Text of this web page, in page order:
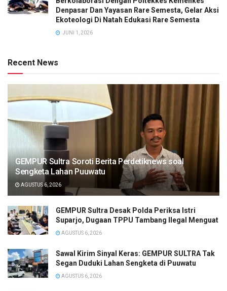
Denpasar Dan Yayasan Rare Semesta, Gelar Aksi
Ekoteologi Di Natah Edukasi Rare Semesta
JUNI 1, 2026
Recent News
GEMPUR Sultra Soroti Berita Perdetiknews soal
Sengketa Lahan Puuwatu
AGUSTUS 6, 2026
GEMPUR Sultra Desak Polda Periksa Istri
Suparjo, Dugaan TPPU Tambang Ilegal Menguat
AGUSTUS 6, 2026
Sawal Kirim Sinyal Keras: GEMPUR SULTRA Tak
Segan Duduki Lahan Sengketa di Puuwatu
AGUSTUS 6, 2026